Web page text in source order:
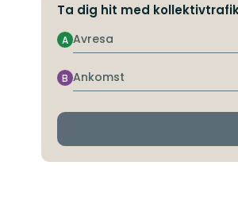
Ta dig hit med
Avresa
A
Ankomst
B